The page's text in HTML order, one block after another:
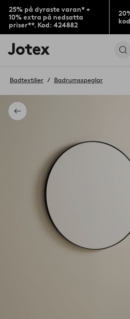
25% på dyraste varan* +
10% extra på nedsatta
priser**. Kod: 424882
Jotex
logotyp
till
Tillbaka
Badtextilier Badrumsspeglar